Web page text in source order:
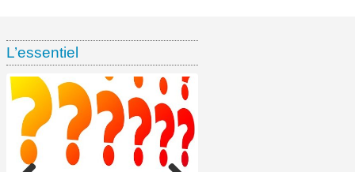
L’essentiel